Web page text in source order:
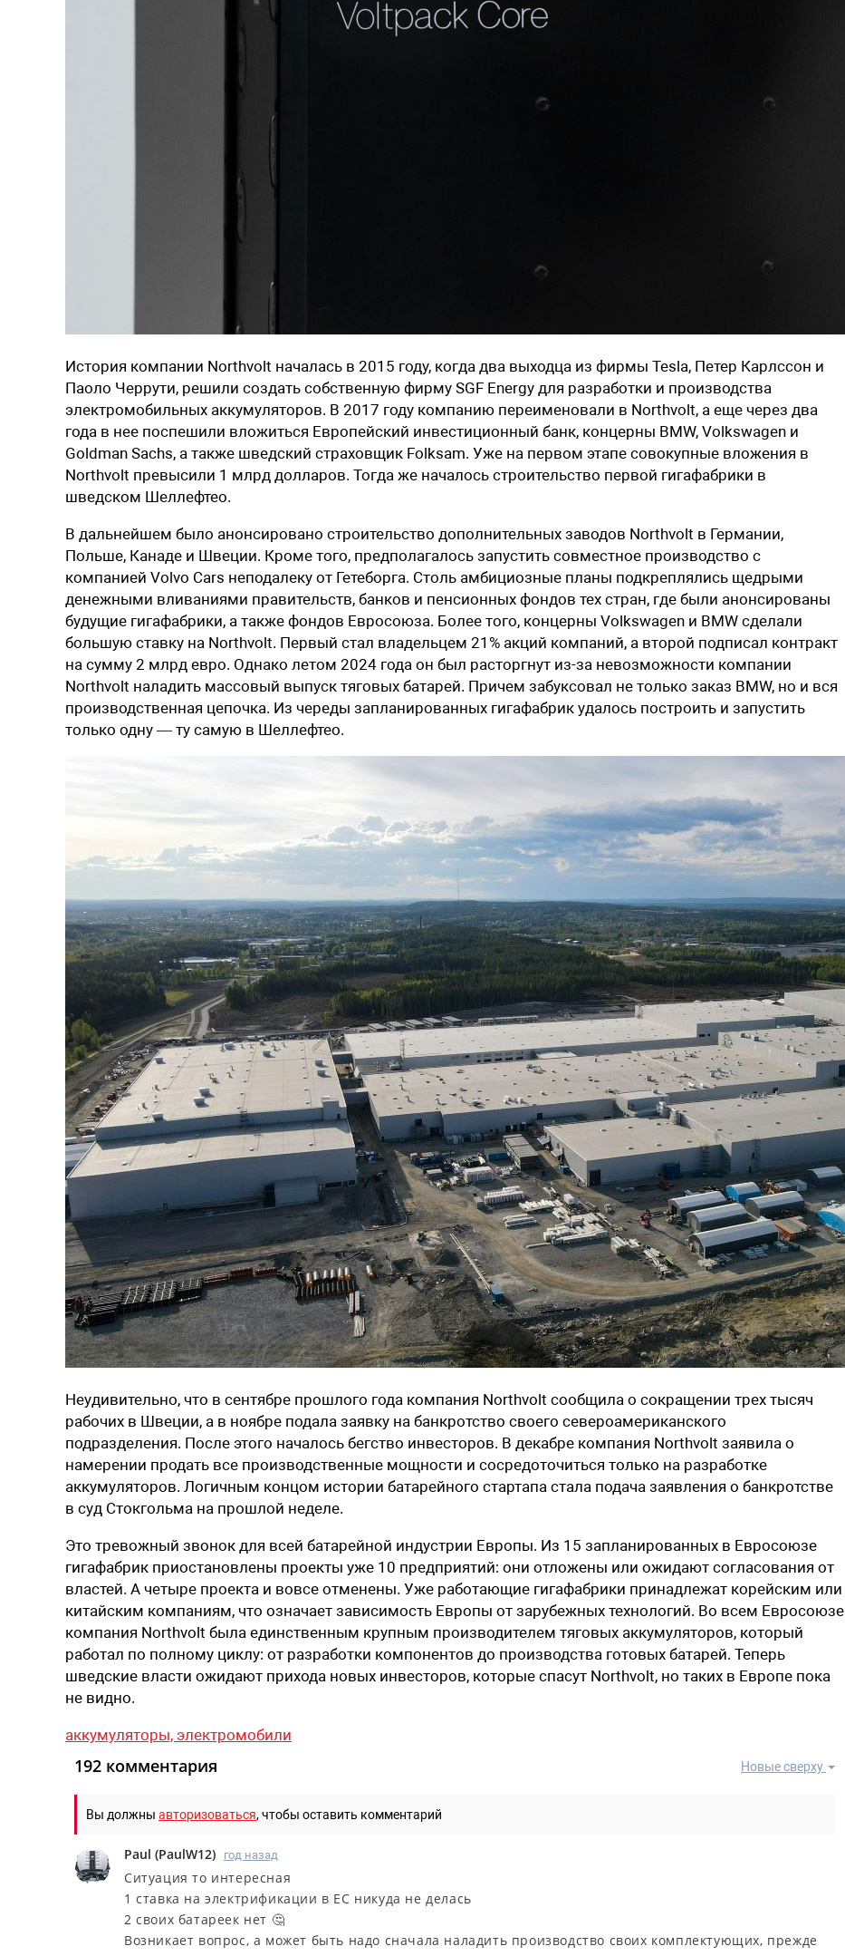
История компании Northvolt началась в 2015 году, когда два выходца из фирмы Tesla, Петер Карлссон и
Паоло Черрути, решили создать собственную фирму SGF Energy для разработки и производства
электромобильных аккумуляторов. В 2017 году компанию переименовали в Northvolt, а еще через два
года в нее поспешили вложиться Европейский инвестиционный банк, концерны BMW, Volkswagen и
Goldman Sachs, а также шведский страховщик Folksam. Уже на первом этапе совокупные вложения в
Northvolt превысили 1 млрд долларов. Тогда же началось строительство первой гигафабрики в
шведском Шеллефтео.
В дальнейшем было анонсировано строительство дополнительных заводов Northvolt в Германии,
Польше, Канаде и Швеции. Кроме того, предполагалось запустить совместное производство с
компанией Volvo Cars неподалеку от Гетеборга. Столь амбициозные планы подкреплялись щедрыми
денежными вливаниями правительств, банков и пенсионных фондов тех стран, где были анонсированы
будущие гигафабрики, а также фондов Евросоюза. Более того, концерны Volkswagen и BMW сделали
большую ставку на Northvolt. Первый стал владельцем 21% акций компаний, а второй подписал контракт
на сумму 2 млрд евро. Однако летом 2024 года он был расторгнут из-за невозможности компании
Northvolt наладить массовый выпуск тяговых батарей. Причем забуксовал не только заказ BMW, но и вся
производственная цепочка. Из череды запланированных гигафабрик удалось построить и запустить
только одну — ту самую в Шеллефтео.
Неудивительно, что в сентябре прошлого года компания Northvolt сообщила о сокращении трех тысяч
рабочих в Швеции, а в ноябре подала заявку на банкротство своего североамериканского
подразделения. После этого началось бегство инвесторов. В декабре компания Northvolt заявила о
намерении продать все производственные мощности и сосредоточиться только на разработке
аккумуляторов. Логичным концом истории батарейного стартапа стала подача заявления о банкротстве
в суд Стокгольма на прошлой неделе.
Это тревожный звонок для всей батарейной индустрии Европы. Из 15 запланированных в Евросоюзе
гигафабрик приостановлены проекты уже 10 предприятий: они отложены или ожидают согласования от
властей. А четыре проекта и вовсе отменены. Уже работающие гигафабрики принадлежат корейским или
китайским компаниям, что означает зависимость Европы от зарубежных технологий. Во всем Евросоюзе
компания Northvolt была единственным крупным производителем тяговых аккумуляторов, который
работал по полному циклу: от разработки компонентов до производства готовых батарей. Теперь
шведские власти ожидают прихода новых инвесторов, которые спасут Northvolt, но таких в Европе пока
не видно.
аккумуляторы, электромобили
Новые сверху
192 комментария
Вы должны авторизоваться, чтобы оставить комментарий
Paul (PaulW12) год назад
Ситуация то интересная
1 ставка на электрификации в ЕС никуда не делась
2 своих батареек нет 🤔
Возникает вопрос, а может быть надо сначала наладить производство своих комплектующих, прежде